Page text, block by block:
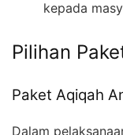
kepada
Pilihan
Paket Aqiqah
Dalam